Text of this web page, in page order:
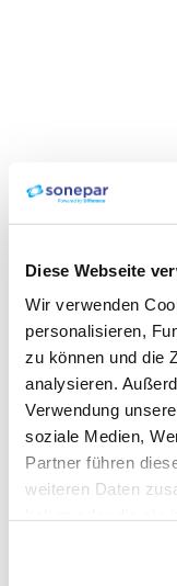
Diese Webseite
Wir verwenden
personalisieren,
zu können und die
analysieren.
Verwendung
soziale Medien,
Partner führen
weiteren Daten